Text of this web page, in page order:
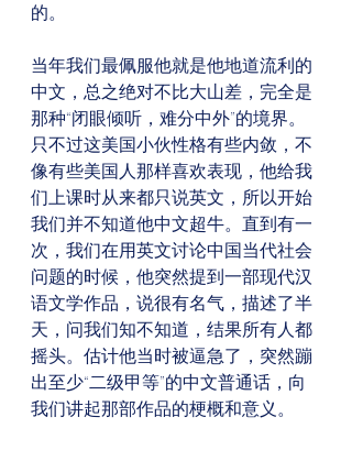
的。
当年我们最佩服他就是他地道流利的
中文，总之绝对不比大山差，完全是
那种“闭眼倾听，难分中外”的境界。
只不过这美国小伙性格有些内敛，不
像有些美国人那样喜欢表现，他给我
们上课时从来都只说英文，所以开始
我们并不知道他中文超牛。直到有一
次，我们在用英文讨论中国当代社会
问题的时候，他突然提到一部现代汉
语文学作品，说很有名气，描述了半
天，问我们知不知道，结果所有人都
摇头。估计他当时被逼急了，突然蹦
出至少“二级甲等”的中文普通话，向
我们讲起那部作品的梗概和意义。